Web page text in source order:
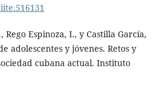
Rego Espinoza, I., y Castilla García,
adolescentes y jóvenes. Retos y
cubana actual. Instituto